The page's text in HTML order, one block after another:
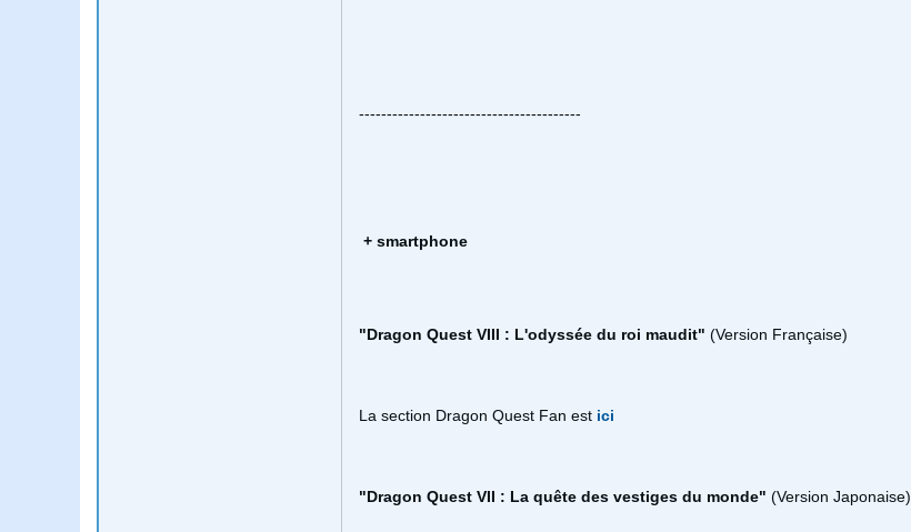
----------------------------------------
+ smartphone
"Dragon Quest VIII : L'odyssée du roi maudit" (Version Française)
La section Dragon Quest Fan est ici
"Dragon Quest VII : La quête des vestiges du monde" (Version Japonaise)